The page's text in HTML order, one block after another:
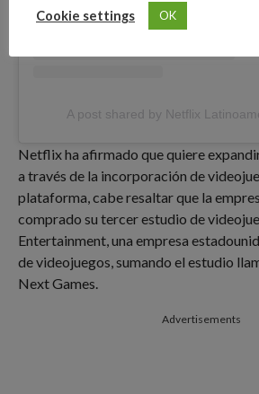
Netflix ha afirmado que quiere
a través de la incorporación de
plataforma, cabe resaltar que la
comprado su tercer estudio de
Entertainment, una empresa
de videojuegos, sumando el estudio
Next Games.
Advertisements
Cookie settings OK